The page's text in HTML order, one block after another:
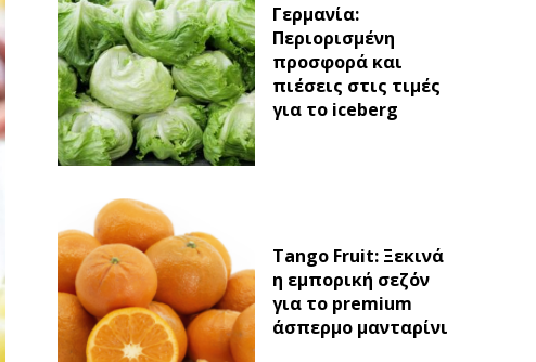
Γερμανία:
Περιορισμένη
προσφορά και
πιέσεις στις τιμές
για το iceberg
Tango Fruit: Ξεκινά
η εμπορική σεζόν
για το premium
άσπερμο μανταρίνι